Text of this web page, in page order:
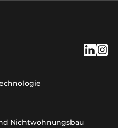
Nichtwohnungsbau